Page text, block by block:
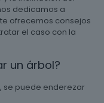
dedicamos a
ofrecemos consejos
el caso con la
un árbol?
se puede enderezar